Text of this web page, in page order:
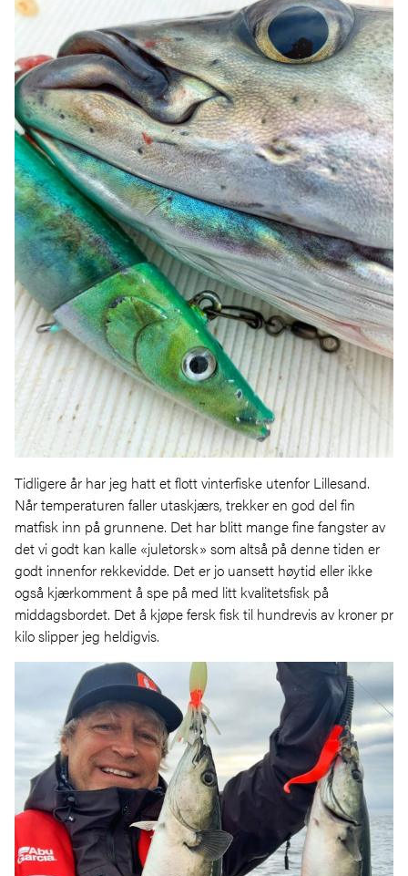
Tidligere år har jeg hatt et flott vinterfiske utenfor Lillesand.
Når temperaturen faller utaskjærs, trekker en god del fin
matfisk inn på grunnene. Det har blitt mange fine fangster av
det vi godt kan kalle «juletorsk» som altså på denne tiden er
godt innenfor rekkevidde. Det er jo uansett høytid eller ikke
også kjærkomment å spe på med litt kvalitetsfisk på
middagsbordet. Det å kjøpe fersk fisk til hundrevis av kroner pr
kilo slipper jeg heldigvis.